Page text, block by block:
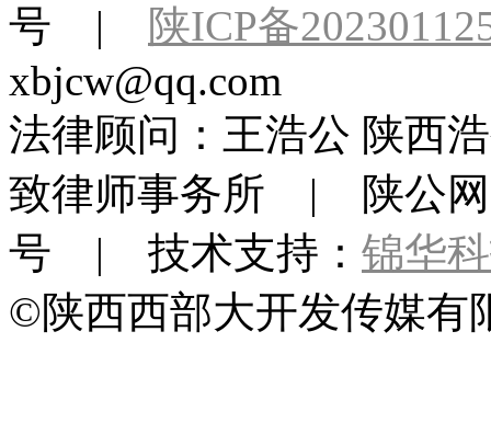
号 |
陕ICP备
xbjcw@qq.com
法律顾问：王浩公 陕西
致律师事务所 | 陕公网
号 | 技术支持： 锦华
©陕西西部大开发传媒有